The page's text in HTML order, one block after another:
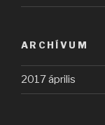
ARCHÍVUM
2017 április